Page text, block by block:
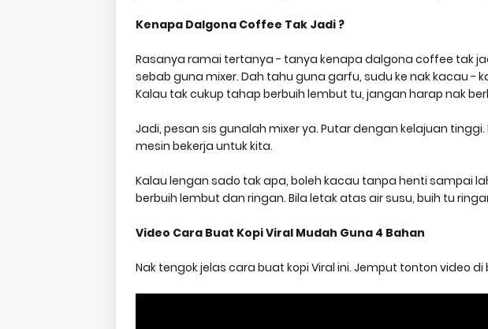
Kenapa Dalgona Coffee Tak Jadi ?
Rasanya ramai tertanya - tanya kenapa dalgona coffee tak
sebab guna mixer. Dah tahu guna garfu, sudu ke nak kacau -
Kalau tak cukup tahap berbuih lembut tu, jangan harap nak
Jadi, pesan sis gunalah mixer ya. Putar dengan kelajuan
mesin bekerja untuk kita.
Kalau lengan sado tak apa, boleh kacau tanpa henti sampai
berbuih lembut dan ringan. Bila letak atas air susu, buih tu
Video Cara Buat Kopi Viral Mudah Guna 4 Bahan
Nak tengok jelas cara buat kopi Viral ini. Jemput tonton video di